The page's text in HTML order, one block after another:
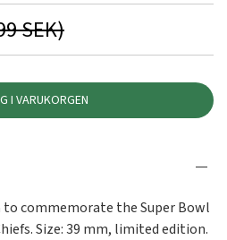
SEK)
I VARUKORGEN
commemorate the Super Bowl
Size: 39 mm, limited edition.